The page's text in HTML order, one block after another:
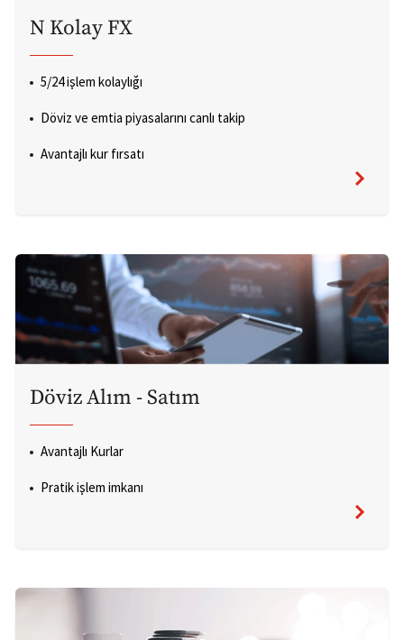
N Kolay FX
5/24 işlem kolaylığı
Döviz ve emtia piyasalarını canlı takip
Avantajlı kur fırsatı
Döviz Alım - Satım
Avantajlı Kurlar
Pratik işlem imkanı